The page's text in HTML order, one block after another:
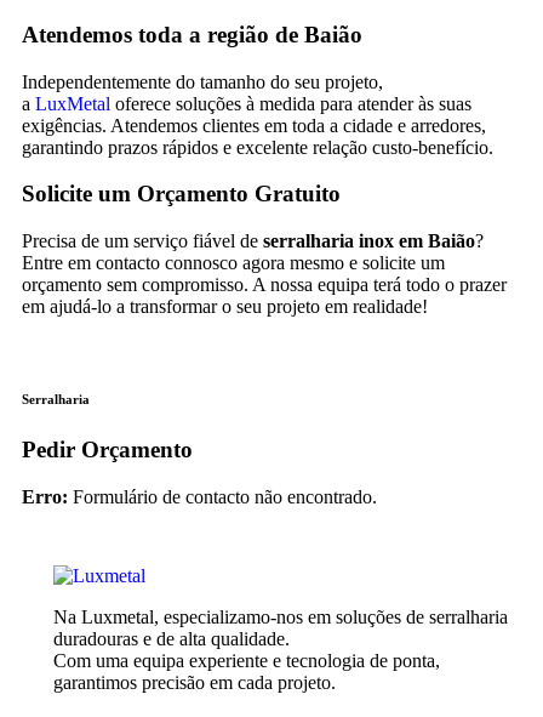
Atendemos toda a região de Baião
Independentemente do tamanho do seu projeto,
a LuxMetal oferece soluções à medida para atender às suas
exigências. Atendemos clientes em toda a cidade e arredores,
garantindo prazos rápidos e excelente relação custo-benefício.
Solicite um Orçamento Gratuito
Precisa de um serviço fiável de serralharia inox em Baião?
Entre em contacto connosco agora mesmo e solicite um
orçamento sem compromisso. A nossa equipa terá todo o prazer
em ajudá-lo a transformar o seu projeto em realidade!
Serralharia
Pedir Orçamento
Erro: Formulário de contacto não encontrado.
Na Luxmetal, especializamo-nos em soluções de serralharia
duradouras e de alta qualidade.
Com uma equipa experiente e tecnologia de ponta,
garantimos precisão em cada projeto.